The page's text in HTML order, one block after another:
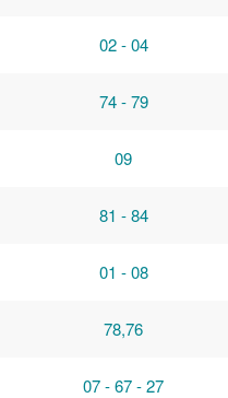
02 - 04
74 - 79
09
81 - 84
01 - 08
78,76
07 - 67 - 27